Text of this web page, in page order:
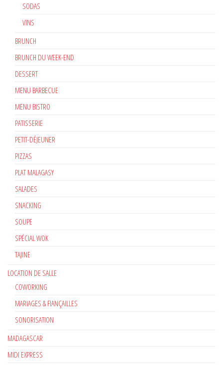
SODAS
VINS
BRUNCH
BRUNCH DU WEEK-END
DESSERT
MENU BARBECUE
MENU BISTRO
PATISSERIE
PETIT-DÉJEUNER
PIZZAS
PLAT MALAGASY
SALADES
SNACKING
SOUPE
SPÉCIAL WOK
TAJINE
LOCATION DE SALLE
COWORKING
MARIAGES & FIANÇAILLES
SONORISATION
MADAGASCAR
MIDI EXPRESS